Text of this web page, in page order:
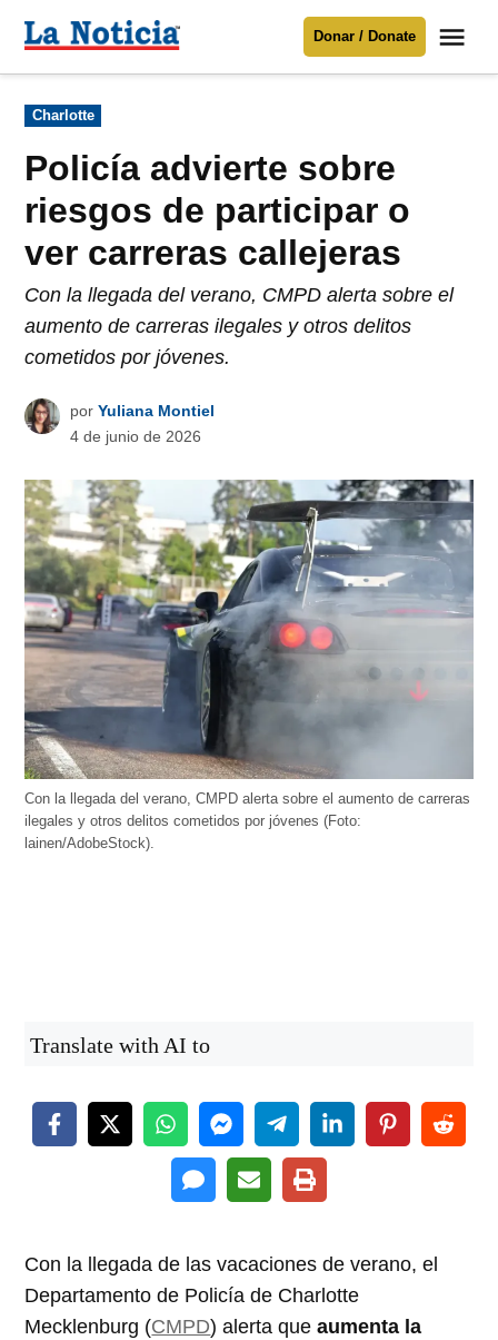
Para mantenerte informado necesitamos
Donar
contenido
Noticia
Donar / Donate
Publicado
en
Charlotte
Policía advierte sobre
riesgos de participar o
ver carreras callejeras
Con la llegada del verano, CMPD alerta sobre el
aumento de carreras ilegales y otros delitos
cometidos por jóvenes.
por Yuliana Montiel
4 de junio de 2026
Con la llegada del verano, CMPD alerta sobre el aumento de carreras
ilegales y otros delitos cometidos por jóvenes (Foto:
lainen/AdobeStock).
Translate with AI to
Con la llegada de las vacaciones de verano, el
Departamento de Policía de Charlotte
Mecklenburg (CMPD) alerta queaumenta la